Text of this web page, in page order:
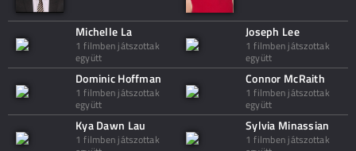
Michelle La
1 filmben játszottak
együtt
Joseph Lee
1 filmben játszottak
együtt
Dominic Hoffman
1 filmben játszottak
együtt
Connor McRaith
1 filmben játszottak
együtt
Kya Dawn Lau
1 filmben játszottak
Sylvia Minassian
1 filmben játszottak